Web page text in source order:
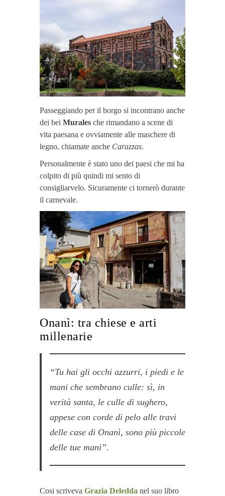
Passeggiando per il borgo si incontrano anche
dei bei Murales che rimandano a scene di
vita paesana e ovviamente alle maschere di
legno, chiamate anche Carazzas.
Personalmente è stato uno dei paesi che mi ha
colpito di più quindi mi sento di
consigliarvelo. Sicuramente ci tornerò durante
il carnevale.
Onanì: tra chiese e arti
millenarie
“Tu hai gli occhi azzurri, i piedi e le
mani che sembrano culle: sì, in
verità santa, le culle di sughero,
appese con corde di pelo alle travi
delle case di Onanì, sono più piccole
delle tue mani”.
Cosi scriveva Grazia Deledda nel suo libro